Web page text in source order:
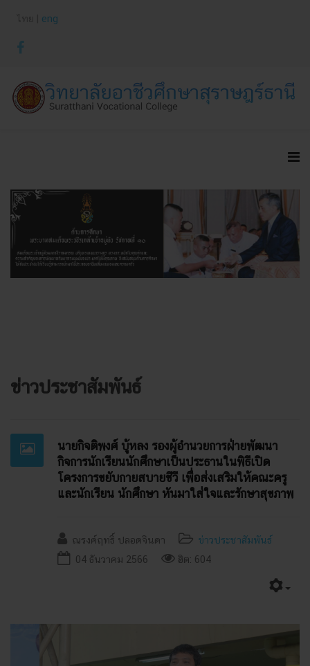
eng
ข่าวประชาสัมพันธ์
นายกิจติพงศ์ บู้หลง รองผู้อำนวยการฝ่ายพัฒนา
กิจการนักเรียนนักศึกษาเป็นประธานในพิธีเปิด
โครงการขยับกายสบายชีวี เพื่อส่งเสริมให้คณะครู
และนักเรียน นักศึกษา หันมาใส่ใจและรักษาสุขภาพ
ณรงค์ฤทธิ์ ปลอดจินดา
ข่าวประชาสัมพันธ์
04 ธันวาคม 2566
ฮิต: 604